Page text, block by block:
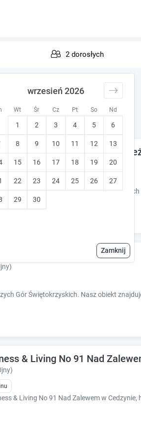
Wt Śr Cz Pt So Nd
wrzesień 2026
1 2 3 4 5 6
8 9 10 11 12 13
15 16 17 18 19 20
22 23 24 25 26 27
29 30
Zamknij
ciszę i spokój ale
anulowanie
& Living No 91 Nad